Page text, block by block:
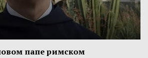
папе римском